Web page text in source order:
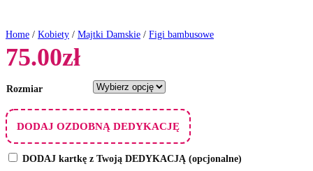
Home / Kobiety / Majtki Damskie / Figi bambusowe
75.00zł
Rozmiar
DODAJ OZDOBNĄ DEDYKACJĘ
DODAJ kartkę z Twoją DEDYKACJĄ (opcjonalne)